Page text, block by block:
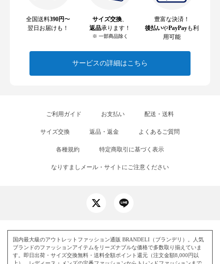
全国送料390円〜
翌日お届けも！
サイズ交換
返品承ります！
※ 一部商品除く
豊富な決済！
後払いやPayPayも利
用可能
サービスの詳細はこちら
ご利用ガイド お支払い 配送・送料
サイズ交換 返品・返金 よくあるご質問
各種規約 特定商取引に基づく表示
なりすましメール・サイトにご注意ください
国内最大級のアウトレットファッション通販 BRANDELI（ブランデリ）。人気
ブランドのファッションアイテムをリーズナブルな価格で多数取り揃えていま
す。即日出荷・サイズ交換無料・送料全額ポイント還元（注文金額8,000円以